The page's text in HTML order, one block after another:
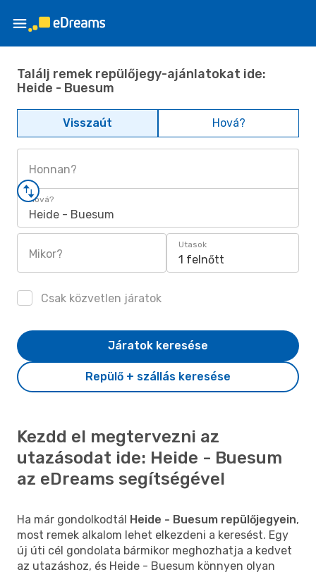
Találj remek repülőjegy-ajánlatokat ide:
Heide - Buesum
Visszaút Hová?
Honnan?
Hová?
Heide - Buesum
Mikor?
Utasok
1 felnőtt
Csak közvetlen járatok
Repülő + szállás keresése
Járatok keresése
Kezdd el megtervezni az
utazásodat ide: Heide - Buesum
az eDreams segítségével
Ha már gondolkodtál Heide - Buesum repülőjegyein,
most remek alkalom lehet elkezdeni a keresést. Egy
új úti cél gondolata bármikor meghozhatja a kedvet
az utazáshoz, és Heide - Buesum könnyen olyan